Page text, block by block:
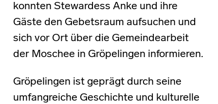
konnten Stewardess Anke und ihre
Gäste den Gebetsraum aufsuchen und
sich vor Ort über die Gemeindearbeit
der Moschee in Gröpelingen informieren.
Gröpelingen ist geprägt durch seine
umfangreiche Geschichte und kulturelle